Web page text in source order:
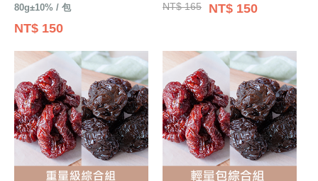
80g±10% / 包
NT$ 150
NT$ 165 NT$ 150